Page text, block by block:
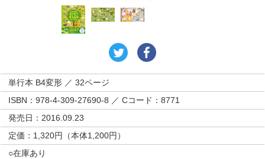
単行本 B4変形 ／ 32ページ
ISBN：978-4-309-27690-8 ／ Cコード：8771
発売日：2016.09.23
定価：1,320円（本体1,200円）
○在庫あり